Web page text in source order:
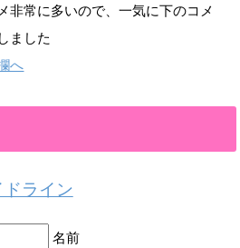
非常に多いので、一気に下のコメ
ました
へ
ドライン
名前